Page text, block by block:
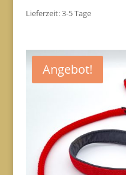
€30,00€25,50.
Lieferzeit:3-5 Tage
Angebot!